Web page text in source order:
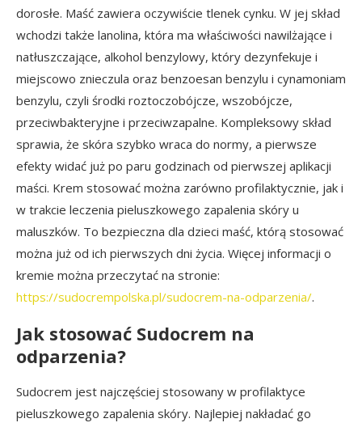
dorosłe. Maść zawiera oczywiście tlenek cynku. W jej skład
wchodzi także lanolina, która ma właściwości nawilżające i
natłuszczające, alkohol benzylowy, który dezynfekuje i
miejscowo znieczula oraz benzoesan benzylu i cynamoniam
benzylu, czyli środki roztoczobójcze, wszobójcze,
przeciwbakteryjne i przeciwzapalne. Kompleksowy skład
sprawia, że skóra szybko wraca do normy, a pierwsze
efekty widać już po paru godzinach od pierwszej aplikacji
maści. Krem stosować można zarówno profilaktycznie, jak i
w trakcie leczenia pieluszkowego zapalenia skóry u
maluszków. To bezpieczna dla dzieci maść, którą stosować
można już od ich pierwszych dni życia. Więcej informacji o
kremie można przeczytać na stronie:
https://sudocrempolska.pl/sudocrem-na-odparzenia/.
Jak stosować Sudocrem na
odparzenia?
Sudocrem jest najczęściej stosowany w profilaktyce
pieluszkowego zapalenia skóry. Najlepiej nakładać go